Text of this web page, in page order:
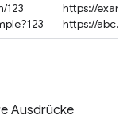
123
https://
https://
Ausdrücke